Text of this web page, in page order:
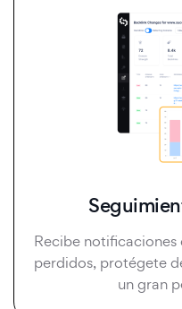
Recibe notificaciones
perdidos, protégete
un gran